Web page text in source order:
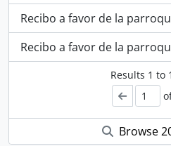
Recibo a favor de la
Recibo a favor de la
Results 1 to
Browse